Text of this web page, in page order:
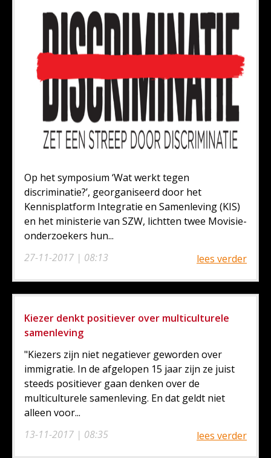
27-11-2017 | 08:13
Op het symposium ‘Wat werkt tegen
discriminatie?’, georganiseerd door het
Kennisplatform Integratie en Samenleving (KIS)
en het ministerie van SZW, lichtten twee Movisie-
onderzoekers hun...
lees verder
Kiezer denkt positiever over multiculturele
samenleving
13-11-2017 | 08:35
"Kiezers zijn niet negatiever geworden over
immigratie. In de afgelopen 15 jaar zijn ze juist
steeds positiever gaan denken over de
multiculturele samenleving. En dat geldt niet
alleen voor...
lees verder